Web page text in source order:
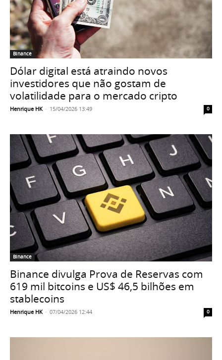
Binance
Dólar digital está atraindo novos
investidores que não gostam de
volatilidade para o mercado cripto
Henrique HK - 15/04/2026 13:49 0
Binance
Binance divulga Prova de Reservas com
619 mil bitcoins e US$ 46,5 bilhões em
stablecoins
Henrique HK - 07/04/2026 12:44 0